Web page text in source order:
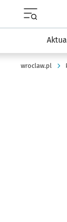
wroclaw.pl